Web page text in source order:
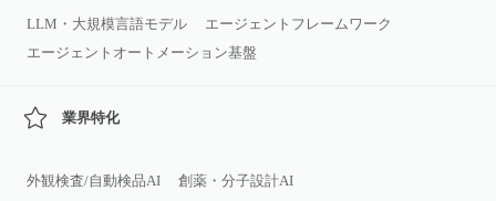
LLM・大規模言語モデル
エージェントフレームワーク
エージェントオートメーション基盤
業界特化
外観検査/自動検品AI
創薬・分子設計AI